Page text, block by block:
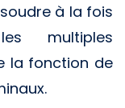
à la fois
multiples
la fonction de